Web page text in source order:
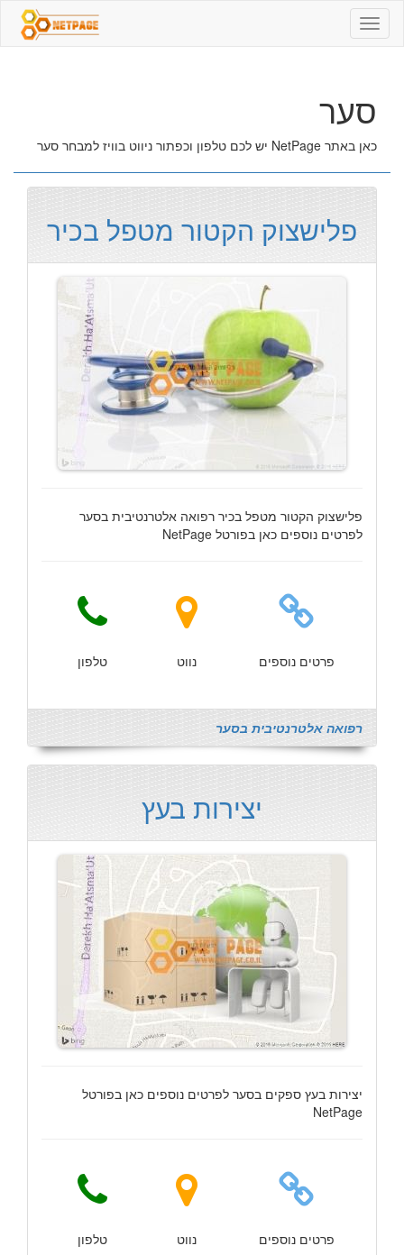
סער
סער
כאן באתר NetPage יש לכם טלפון וכפתור ניווט בוויז למבחר סער
פלישצוק הקטור מטפל בכיר
פלישצוק הקטור מטפל בכיר רפואה אלטרנטיבית בסער
לפרטים נוספים כאן בפורטל NetPage
פרטים נוספים נווט טלפון
רפואה אלטרנטיבית בסער
יצירות בעץ
יצירות בעץ ספקים בסער לפרטים נוספים כאן בפורטל
NetPage
פרטים נוספים נווט טלפון